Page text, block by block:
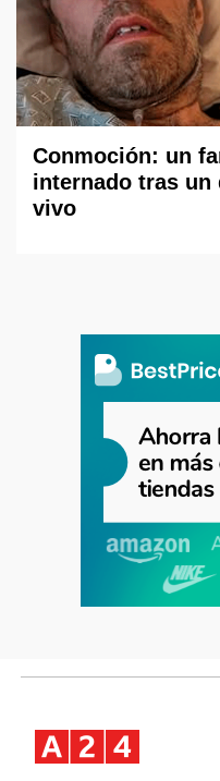
Conmoción: un
internado tras un
vivo